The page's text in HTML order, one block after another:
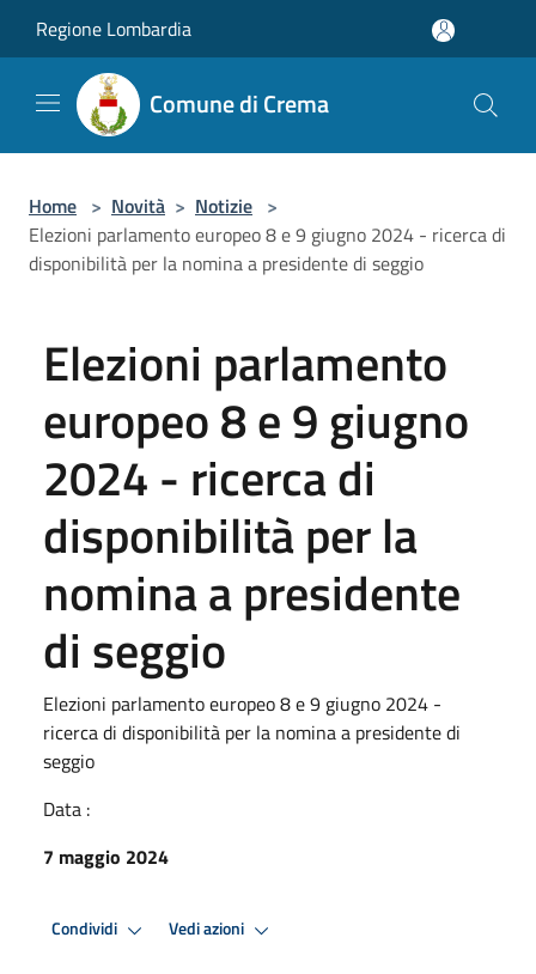
Regione Lombardia
Comune di Crema
Home > Novità > Notizie >
Elezioni parlamento europeo 8 e 9 giugno 2024 - ricerca di
disponibilità per la nomina a presidente di seggio
Elezioni parlamento
europeo 8 e 9 giugno
2024 - ricerca di
disponibilità per la
nomina a presidente
di seggio
Elezioni parlamento europeo 8 e 9 giugno 2024 -
ricerca di disponibilità per la nomina a presidente di
seggio
Data :
7 maggio 2024
Condividi Vedi azioni